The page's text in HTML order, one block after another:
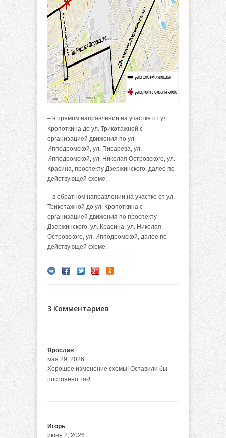
– в прямом направлении на участке от ул.
Кропоткина до ул. Трикотажной с
организацией движения по ул.
Ипподромской, ул. Писарева, ул.
Ипподромской, ул. Николая Островского, ул.
Красина, проспекту Дзержинского, далее по
действующей схеме;
– в обратном направлении на участке от ул.
Трикотажной до ул. Кропоткина с
организацией движения по проспекту
Дзержинского, ул. Красина, ул. Николая
Островского, ул. Ипподромской, далее по
действующей схеме.
3 Комментариев
Ярослав
мая 29, 2026
Хорошее изменение схемы! Оставили бы
постоянно так!
Игорь
июня 2, 2026